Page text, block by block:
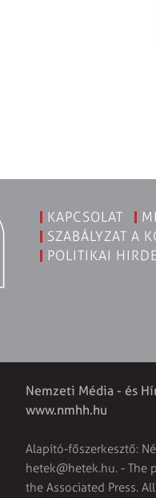
KAPCSOLAT
SZABÁLYZAT A
POLITIKAI
Nemzeti Média - és
www.nmhh.hu
Alapító-főszerkesztő:
hetek@hetek.hu. - The
the Associated Press.